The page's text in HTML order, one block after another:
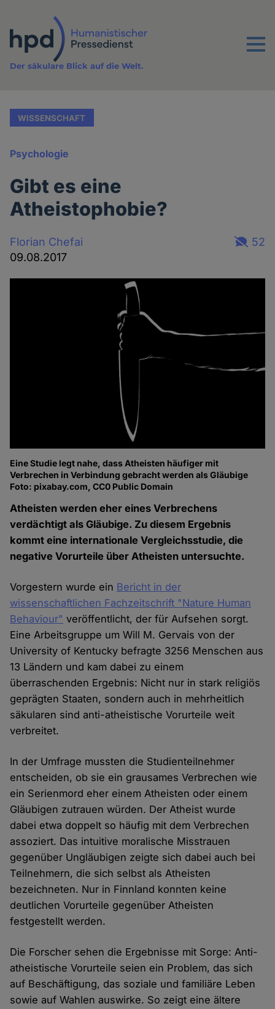
Inhalt
Menu
Der säkulare Blick auf die Welt.
WISSENSCHAFT
Psychologie
Gibt es eine
Atheistophobie?
Florian Chefai
09.08.2017
52
Eine Studie legt nahe, dass Atheisten häufiger mit
Verbrechen in Verbindung gebracht werden als Gläubige
Foto: pixabay.com, CC0 Public Domain
Atheisten werden eher eines Verbrechens
verdächtigt als Gläubige. Zu diesem Ergebnis
kommt eine internationale Vergleichsstudie, die
negative Vorurteile über Atheisten untersuchte.
Vorgestern wurde ein Bericht in der
wissenschaftlichen Fachzeitschrift "Nature Human
Behaviour" veröffentlicht, der für Aufsehen sorgt.
Eine Arbeitsgruppe um Will M. Gervais von der
University of Kentucky befragte 3256 Menschen aus
13 Ländern und kam dabei zu einem
überraschenden Ergebnis: Nicht nur in stark religiös
geprägten Staaten, sondern auch in mehrheitlich
säkularen sind anti-atheistische Vorurteile weit
verbreitet.
In der Umfrage mussten die Studienteilnehmer
entscheiden, ob sie ein grausames Verbrechen wie
ein Serienmord eher einem Atheisten oder einem
Gläubigen zutrauen würden. Der Atheist wurde
dabei etwa doppelt so häufig mit dem Verbrechen
assoziert. Das intuitive moralische Misstrauen
gegenüber Ungläubigen zeigte sich dabei auch bei
Teilnehmern, die sich selbst als Atheisten
bezeichneten. Nur in Finnland konnten keine
deutlichen Vorurteile gegenüber Atheisten
festgestellt werden.
Die Forscher sehen die Ergebnisse mit Sorge: Anti-
atheistische Vorurteile seien ein Problem, das sich
auf Beschäftigung, das soziale und familiäre Leben
sowie auf Wahlen auswirke. So zeigt eine ältere